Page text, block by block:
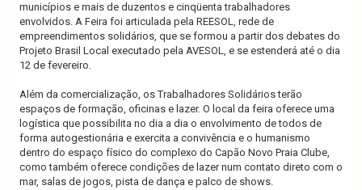
municípios e mais de duzentos e cinqüenta trabalhadores
envolvidos. A Feira foi articulada pela REESOL, rede de
empreendimentos solidários, que se formou a partir dos debates do
Projeto Brasil Local executado pela AVESOL, e se estenderá até o dia
12 de fevereiro.
Além da comercialização, os Trabalhadores Solidários terão
espaços de formação, oficinas e lazer. O local da feira oferece uma
logística que possibilita no dia a dia o envolvimento de todos de
forma autogestionária e exercita a convivência e o humanismo
dentro do espaço físico do complexo do Capão Novo Praia Clube,
como também oferece condições de lazer num contato direto com o
mar, salas de jogos, pista de dança e palco de shows.